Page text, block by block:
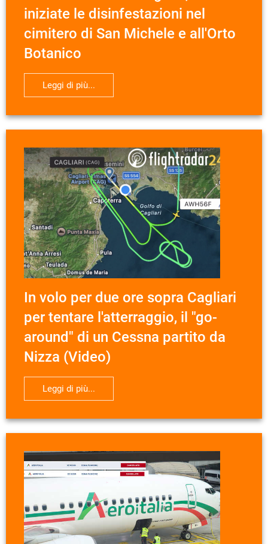
iniziate le disinfestazioni nel
cimitero di San Michele e all'Orto
Botanico
Leggi di più...
In volo per due ore sopra Cagliari
per tentare l'atterraggio, il "go-
around" di un Cessna partito da
Nizza (Video)
Leggi di più...